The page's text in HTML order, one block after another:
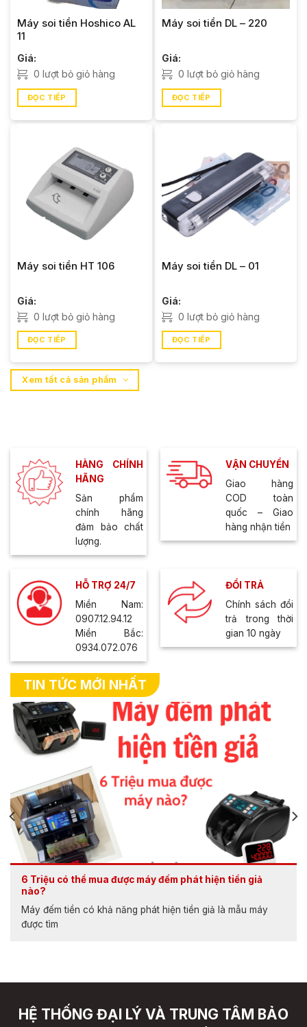
Máy soi tiền Hoshico AL
11
Giá:
0 lượt bỏ giỏ hàng
ĐỌC TIẾP
Máy soi tiền DL – 220
Giá:
0 lượt bỏ giỏ hàng
ĐỌC TIẾP
Máy soi tiền HT 106
Giá:
0 lượt bỏ giỏ hàng
ĐỌC TIẾP
Máy soi tiền DL – 01
Giá:
0 lượt bỏ giỏ hàng
ĐỌC TIẾP
Xem tất cả sản phẩm
HÀNG CHÍNH
HÃNG
Sản phẩm
chính hãng
đảm bảo chất
lượng.
VẬN CHUYỂN
Giao hàng
COD toàn
quốc – Giao
hàng nhận tiền
HỖ TRỢ 24/7
Miền Nam:
0907.12.94.12
Miền Bắc:
0934.072.076
ĐỔI TRẢ
Chính sách đổi
trả trong thời
gian 10 ngày
TIN TỨC MỚI NHẤT
6 Triệu có thể mua được máy đếm phát hiện tiền giả
nào?
Máy đếm tiền có khả năng phát hiện tiền giả là mẫu máy
được tìm
HỆ THỐNG ĐẠI LÝ VÀ TRUNG TÂM BẢO